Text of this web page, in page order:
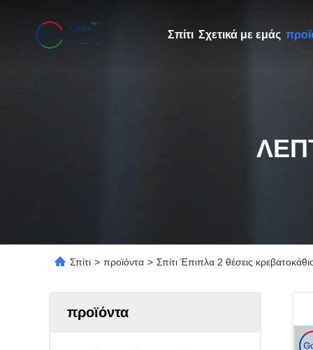
Σπίτι Σχετικά με εμάς
Σπίτι > προϊόντα > Σπίτι Έπιπλα 2 θέσεις
προϊόντα